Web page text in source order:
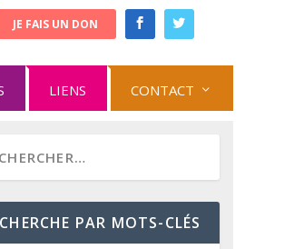
JE FAIS UN DON
LIENS CONTACT
PAR MOTS-CLÉS